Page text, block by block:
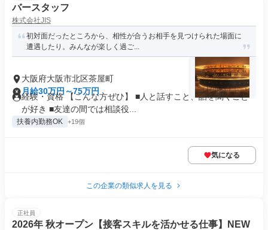
バースタッフ
株式会社JIS
初対面だったところから、相性が合うお相手を見つけられた場面に
遭遇したり。みんなが楽しく過ご...
大阪府大阪市北区茶屋町
月給30万円～75万円
経験・資格 【こんな方ぜひ】 ■人と話すこと、話を聞くこと
が好き ■友達の間では相談役...
扶養内勤務OK +19個
気になる
この企業の類似求人を見る
正社員
2026年 秋オープン【接客スキルを活かせる仕事】NEW